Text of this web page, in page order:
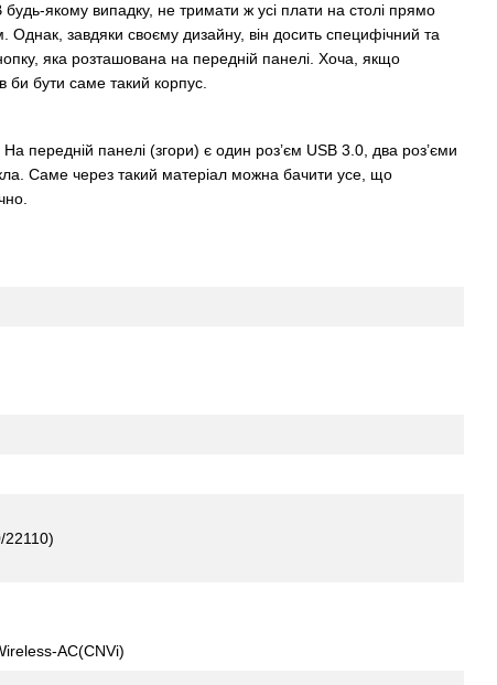
якому випадку, не тримати ж усі плати на столі прямо
завдяки своєму дизайну, він досить специфічний та
яка розташована на передній панелі. Хоча, якщо
би бути саме такий корпус.
передній панелі (згори) є один роз’єм USB 3.0, два роз’єми
Саме через такий матеріал можна бачити усе, що
22110)
AC(CNVi)